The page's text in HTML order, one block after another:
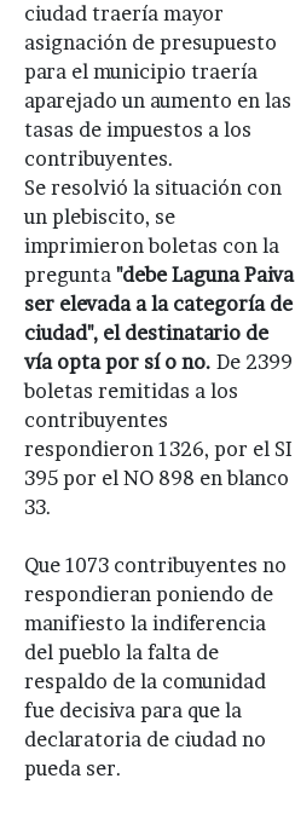
ciudad traería mayor
asignación de presupuesto
para el municipio traería
aparejado un aumento en las
tasas de impuestos a los
contribuyentes.
Se resolvió la situación con
un plebiscito, se
imprimieron boletas con la
pregunta "debe Laguna Paiva
ser elevada a la categoría de
ciudad", el destinatario de
vía opta por sí o no. De 2399
boletas remitidas a los
contribuyentes
respondieron 1326, por el SI
395 por el NO 898 en blanco
33.
Que 1073 contribuyentes no
respondieran poniendo de
manifiesto la indiferencia
del pueblo la falta de
respaldo de la comunidad
fue decisiva para que la
declaratoria de ciudad no
pueda ser.